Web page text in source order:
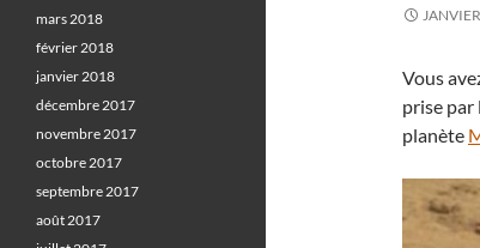
Vous
prise par
planète
mars 2018
février 2018
janvier 2018
décembre 2017
novembre 2017
octobre 2017
septembre 2017
août 2017